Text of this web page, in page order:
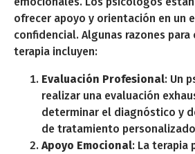
ofrecer apoyo y orientación en un
confidencial. Algunas razones para
terapia incluyen:
Evaluación Profesional: Un
realizar una evaluación
determinar el diagnóstico y
de tratamiento
Apoyo Emocional: La terapia